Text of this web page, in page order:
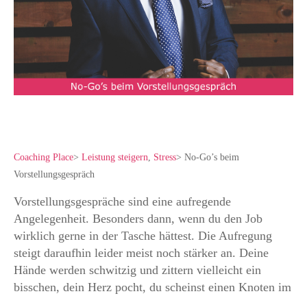
Coaching Place> Leistung steigern Stress> No-Go’s beim
Vorstellungsgespräch
Vorstellungsgespräche sind eine aufregende
Angelegenheit. Besonders dann, wenn du den Job
wirklich gerne in der Tasche hättest. Die Aufregung
steigt daraufhin leider meist noch stärker an. Deine
Hände werden schwitzig und zittern vielleicht ein
bisschen, dein Herz pocht, du scheinst einen Knoten im